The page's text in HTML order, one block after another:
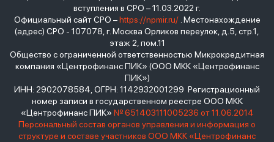
вступления в СРО – 11.03.2022 г.
Официальный сайт СРО –https://npmir.ru/. Местонахождение
(адрес) СРО - 107078, г. Москва Орликов переулок, д.5, стр.1,
этаж 2, пом.11
Общество с ограниченной ответственностью Микрокредитная
компания «Центрофинанс ПИК» (ООО МКК «Центрофинанс
ПИК»)
ИНН: 2902078584, ОГРН: 1142932001299 Регистрационный
номер записи в государственном реестре ООО МКК
«Центрофинанс ПИК» № 651403111005236 от 11.06.2014
Персональный состав органов управления и информация о
структуре и составе участников ООО МКК «Центрофинанс